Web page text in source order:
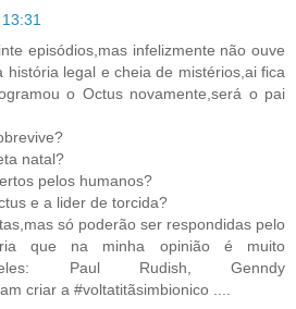
episódios,mas infelizmente não ouve
história legal e cheia de mistérios,ai fica
o Octus novamente,será o pai
natal?
pelos humanos?
e a lider de torcida?
só poderão ser respondidas pelo
que na minha opinião é muito
eles: Paul Rudish, Genndy
criar a #voltatitãsimbionico ....